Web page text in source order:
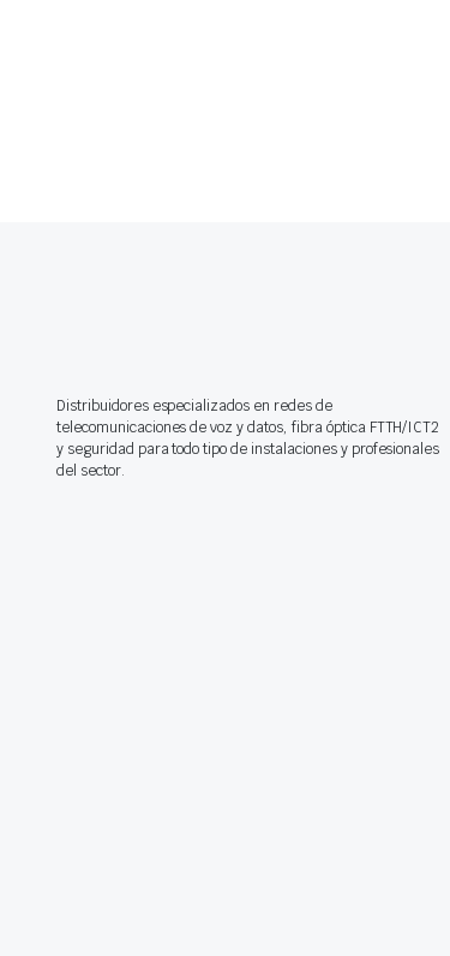
Distribuidores especializados en redes de
telecomunicaciones de voz y datos, fibra óptica FTTH/ICT2
y seguridad para todo tipo de instalaciones y profesionales
del sector.